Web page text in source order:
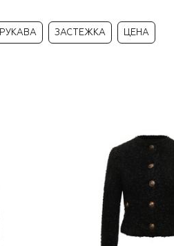
РУКАВА ЗАСТЕЖКА ЦЕНА